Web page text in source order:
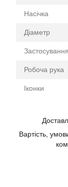
Насічка
Діаметр
Застосування
Робоча рука
Іконки
Вартість,